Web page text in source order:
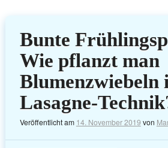
Bunte
Wie pflanzt man
Blumenzwiebeln
Lasagne-
Veröffentlicht am 14. November 2019 von